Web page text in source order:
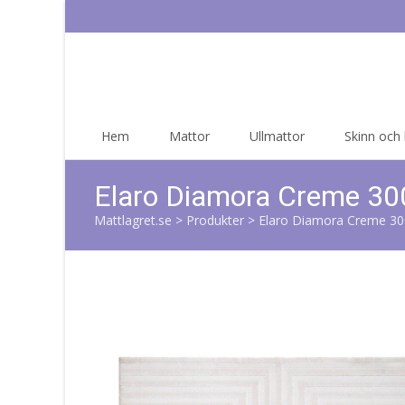
Hem Mattor Ullmattor Skinn och
Elaro Diamora Creme
Mattlagret.se > Produkter > Elaro Diamora Creme